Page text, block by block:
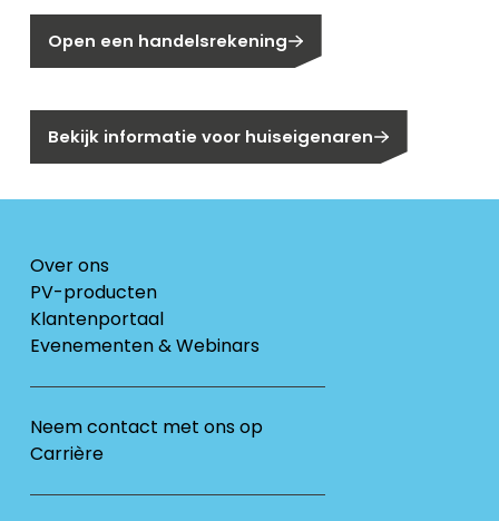
Open een handelsrekening
Bekijk informatie voor huiseigenaren
Over ons
PV-producten
Klantenportaal
Evenementen & Webinars
Neem contact met ons op
Carrière